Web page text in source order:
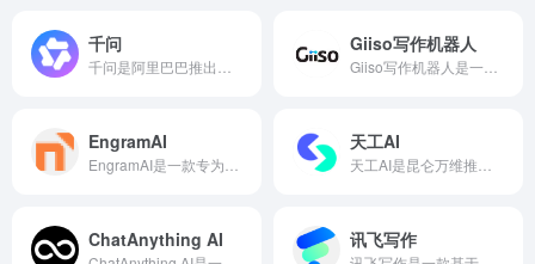
千问 Giiso写作机器人
EngramAI 天工AI
ChatAnything AI 讯飞写作